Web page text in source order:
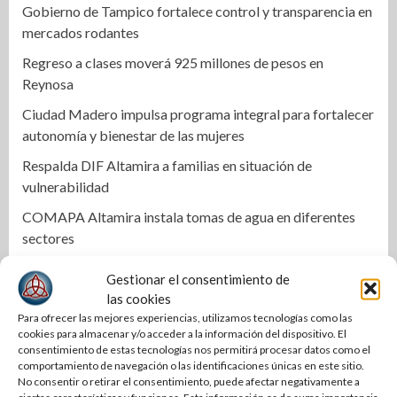
Gestionar el consentimiento de
las cookies
Para ofrecer las mejores experiencias, utilizamos tecnologías como las
cookies para almacenar y/o acceder a la información del dispositivo. El
consentimiento de estas tecnologías nos permitirá procesar datos como el
comportamiento de navegación o las identificaciones únicas en este sitio.
No consentir o retirar el consentimiento, puede afectar negativamente a
Gobierno de Tampico fortalece control y transparencia en
mercados rodantes
Regreso a clases moverá 925 millones de pesos en
Reynosa
Ciudad Madero impulsa programa integral para fortalecer
autonomía y bienestar de las mujeres
Respalda DIF Altamira a familias en situación de
vulnerabilidad
COMAPA Altamira instala tomas de agua en diferentes
sectores
Respalda la SET acuerdos de la CONAEDU sobre redes
sociales y escuelas militarizadas
Cierra PAN disputa por dirigencia en Tamaulipas
Se mantiene Armando Martínez entre los mejores alcaldes
del país y número uno en Tamaulipas